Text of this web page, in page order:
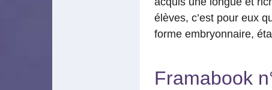
élèves, c’est pour eux
forme embryonnaire,
Framabook